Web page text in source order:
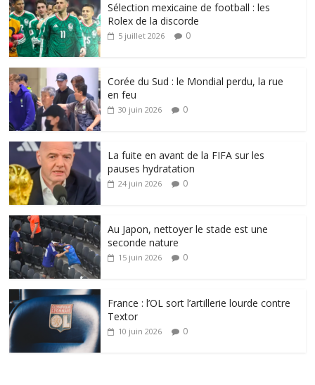
Sélection mexicaine de football : les
Rolex de la discorde
5 juillet 2026 0
Corée du Sud : le Mondial perdu, la rue
en feu
30 juin 2026 0
La fuite en avant de la FIFA sur les
pauses hydratation
24 juin 2026 0
Au Japon, nettoyer le stade est une
seconde nature
15 juin 2026 0
France : l’OL sort l’artillerie lourde contre
Textor
10 juin 2026 0